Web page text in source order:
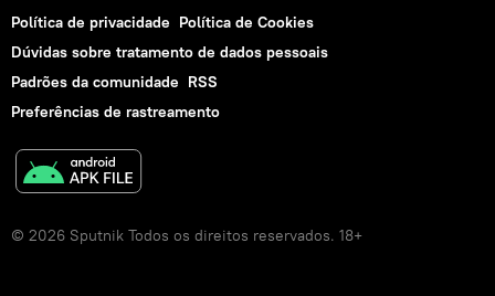
Política de privacidade Política de Cookies
Dúvidas sobre tratamento de dados pessoais
Padrões da comunidade RSS
Preferências de rastreamento
© 2026 Sputnik Todos os direitos reservados. 18+